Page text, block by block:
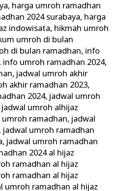
, harga umroh ramadhan
2024 surabaya, harga
indowisata, hikmah umroh
umroh di bulan
di bulan ramadhan, info
, info umroh ramadhan 2024,
, jadwal umroh akhir
akhir ramadhan 2023,
2024, jadwal umroh
jadwal umroh alhijaz
umroh ramadhan, jadwal
, jadwal umroh ramadhan
, jadwal umroh ramadhan
2024 al hijaz
ramadhan al hijaz
ramadhan al hijaz
umroh ramadhan al hijaz